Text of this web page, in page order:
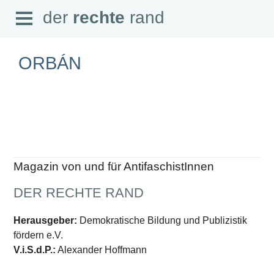
der rechte rand
Magazin
Abonnement
Datenschutz
SCHWERPUNKTE
Open
Menu
der rechte rand
ORBÁN
Magazin von und für AntifaschistInnen
DER RECHTE RAND
Herausgeber: Demokratische Bildung und Publizistik
fördern e.V.
V.i.S.d.P.: Alexander Hoffmann